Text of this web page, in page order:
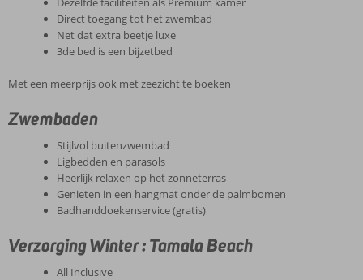
Direct toegang tot het zwembad
Net dat extra beetje luxe
3de bed is een bijzetbed
Met een meerprijs ook met zeezicht te boeken
Zwembaden
Stijlvol buitenzwembad
Ligbedden en parasols
Heerlijk relaxen op het zonneterras
Genieten in een hangmat onder de palmbomen
Badhanddoekenservice (gratis)
Verzorging Winter : Tamala Beach
All Inclusive